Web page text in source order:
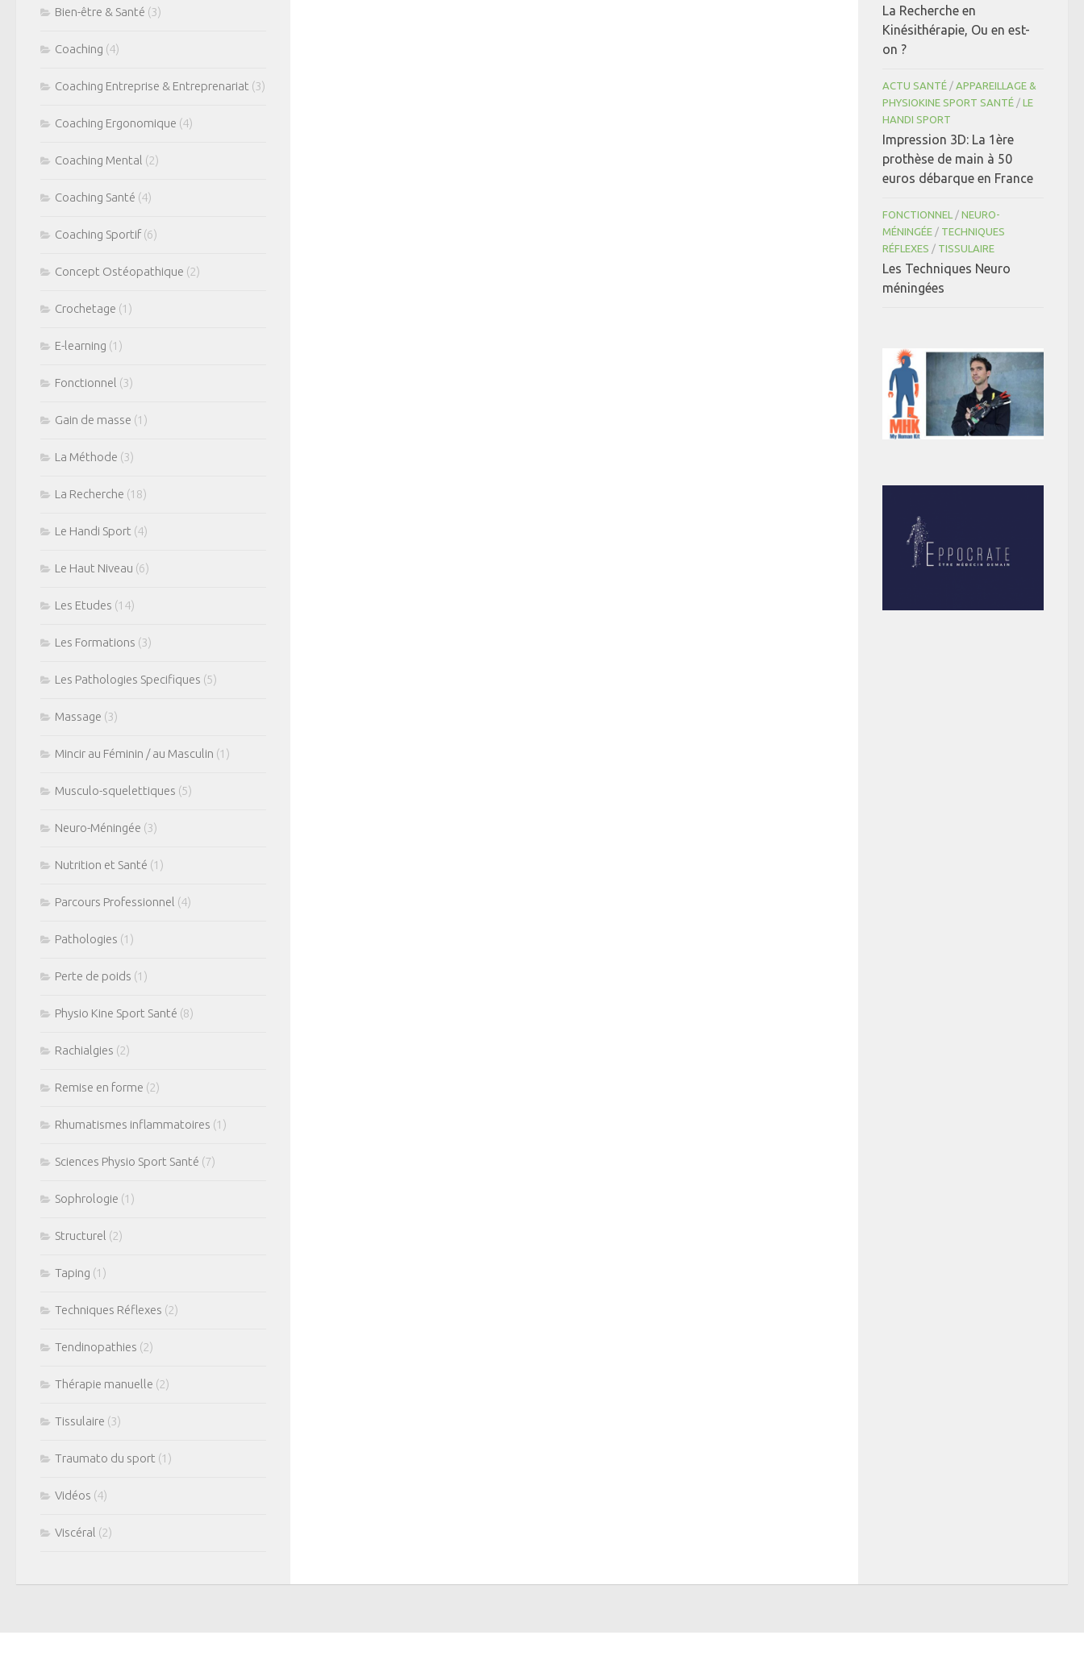
Bien-être & Santé (3)
Coaching (4)
Coaching Entreprise & Entreprenariat (3)
Coaching Ergonomique (4)
Coaching Mental (2)
Coaching Santé (4)
Coaching Sportif(6)
Concept Ostéopathique (2)
Crochetage (1)
E-learning (1)
Fonctionnel (3)
Gain de masse (1)
La Méthode (3)
La Recherche (18)
Le Handi Sport (4)
Le Haut Niveau (6)
Les Etudes (14)
Les Formations (3)
Les Pathologies Specifiques (5)
Massage (3)
Mincir au Féminin / au Masculin (1)
Musculo-squelettiques (5)
Neuro-Méningée (3)
Nutrition et Santé (1)
Parcours Professionnel (4)
Pathologies (1)
Perte de poids (1)
Physio Kine Sport Santé (8)
Rachialgies (2)
Remise en forme (2)
Rhumatismes inflammatoires (1)
Sciences Physio Sport Santé (7)
Sophrologie (1)
Structurel (2)
Taping (1)
Techniques Réflexes (2)
Tendinopathies (2)
Thérapie manuelle (2)
Tissulaire (3)
Traumato du sport (1)
Vidéos (4)
Viscéral (2)
La Recherche en
Kinésithérapie, Ou en est-
on ?
ACTU SANTÉ / APPAREILLAGE &
PHYSIOKINE SPORT SANTÉ / LE
HANDI SPORT
Impression 3D: La 1ère
prothèse de main à 50
euros débarque en France
FONCTIONNEL / NEURO-
MÉNINGÉE / TECHNIQUES
RÉFLEXES / TISSULAIRE
Les Techniques Neuro
méningées